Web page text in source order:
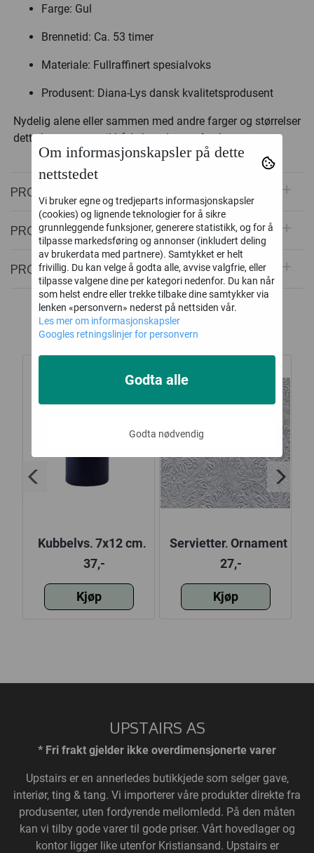
Farge: Gul
Brennetid: Ca. 53 timer
Materiale: Fullraffinert spesialvoks
Produsent: Diana-Lys dansk kvalitetsprodusent
Nydelig alene eller sammen med andre farger og størrelser
dette lyset passer til både hverdag og fest!
PRODUSENT
PRODUKTEGENSKAPER
PRODUKTOMTALER
Alternative produkter
Kubbelys, 7x12 cm,
Indigo Blue
37,-
Kjøp
Servietter, Ornament
Silver, liten 25x25 cm
27,-
Kjøp
Om informasjonskapsler på dette
nettstedet
Vi bruker egne og tredjeparts informasjonskapsler
(cookies) og lignende teknologier for å sikre
grunnleggende funksjoner, generere statistikk, og for å
tilpasse markedsføring og annonser (inkludert deling
av brukerdata med partnere). Samtykket er helt
frivillig. Du kan velge å godta alle, avvise valgfrie, eller
tilpasse valgene dine per kategori nedenfor. Du kan når
som helst endre eller trekke tilbake dine samtykker via
lenken «personvern» nederst på nettsiden vår.
Les mer om informasjonskapsler
Googles retningslinjer for personvern
Godta nødvendig
Godta alle
UPSTAIRS AS
* Fri frakt gjelder ikke overdimensjonerte varer
Upstairs er en annerledes butikkjede som selger gave,
interiør, ting & tang. Vi importerer våre produkter direkte fra
produsenter, uten fordyrende mellomledd. På den måten
kan vi tilby gode varer til gode priser. Vårt hovedlager og
kontor ligger like utenfor Kristiansand. Upstairs er